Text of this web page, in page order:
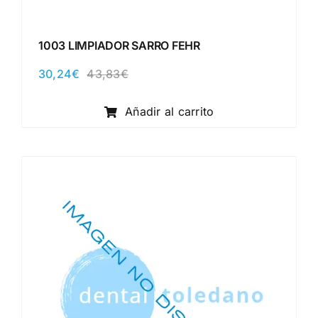
1003 LIMPIADOR SARRO FEHR
43,83€El
original
era:
30,24€
El
actual
es:
Añadir al carrito